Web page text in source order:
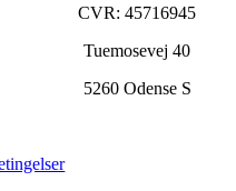
CVR: 45716945
Tuemosevej 40
5260 Odense S